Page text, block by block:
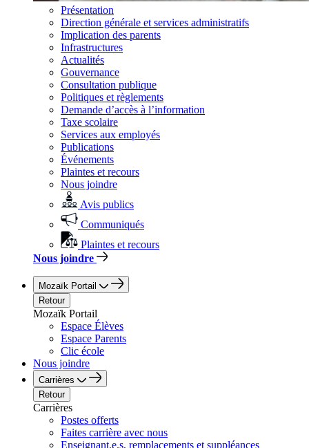
Présentation
Direction générale et services administratifs
Implication des parents
Infrastructures
Actualités
Gouvernance
Consultation publique
Politiques et règlements
Demande d’accès à l’information
Taxe scolaire
Services aux employés
Publications
Événements
Plaintes et recours
Nous joindre
Avis publics
Communiqués
Plaintes et recours
Nous joindre
Mozaïk Portail
Retour
Mozaïk Portail
Espace Élèves
Espace Parents
Clic école
Nous joindre
Carrières
Retour
Carrières
Postes offerts
Faites carrière avec nous
Enseignant.e.s, remplacements et suppléances